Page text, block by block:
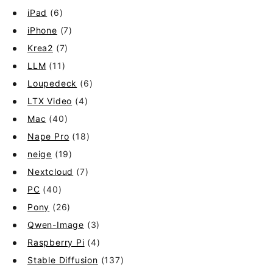
iPad (6)
iPhone (7)
Krea2 (7)
LLM (11)
Loupedeck (6)
LTX Video (4)
Mac (40)
Nape Pro (18)
neige (19)
Nextcloud (7)
PC (40)
Pony (26)
Qwen-Image (3)
Raspberry Pi (4)
Stable Diffusion (137)